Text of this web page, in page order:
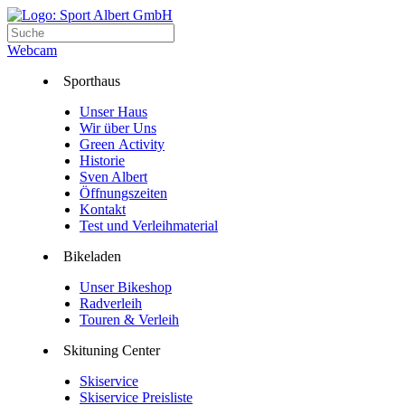
Webcam
Sporthaus
Unser Haus
Wir über Uns
Green Activity
Historie
Sven Albert
Öffnungszeiten
Kontakt
Test und Verleihmaterial
Bikeladen
Unser Bikeshop
Radverleih
Touren & Verleih
Skituning Center
Skiservice
Skiservice Preisliste